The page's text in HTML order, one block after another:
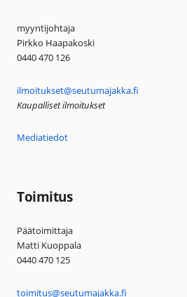
myyntijohtaja
Pirkko Haapakoski
0440 470 126
ilmoitukset@seutumajakka.fi
Kaupalliset ilmoitukset
Mediatiedot
Toimitus
Päätoimittaja
Matti Kuoppala
0440 470 125
toimitus@seutumajakka.fi